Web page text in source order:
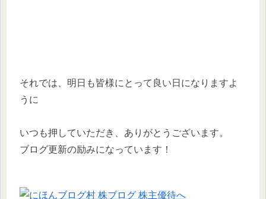
それでは、明日も皆様にとって良い日になりますよ
うに
いつも押していただき、ありがとうございます。
ブログ更新の励みになっています！